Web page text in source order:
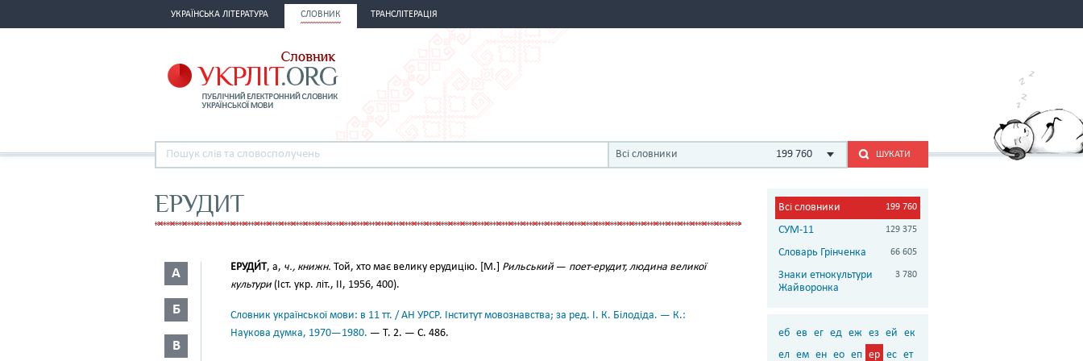
УКРАЇНСЬКА ЛІТЕРАТУРА СЛОВНИК ТРАНСЛІТЕРАЦІЯ
Всі словники 199 760 ШУКАТИ
ЕРУДИТ
А
Б
В
ЕРУДИ́Т, а, ч., книжн. Той, хто має велику ерудицію. [М.] Рильський — поет-ерудит, людина великої
культури (Іст. укр. літ., II, 1956, 400).
Словник української мови: в 11 тт. / АН УРСР. Інститут мовознавства; за ред. І. К. Білодіда. — К.:
Наукова думка, 1970—1980. — Т. 2. — С. 486.
Всі словники 199 760
СУМ-11 129 375
Словарь Грінченка 66 605
Знаки етнокультури
Жайворонка
3 780
еб ев ег ед еж ез ей ек
ел ем ен ео еп ер ес ет